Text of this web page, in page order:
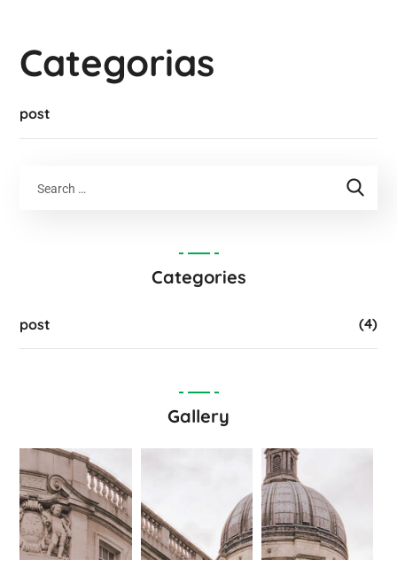
Categorias
post
Categories
post (4)
Gallery